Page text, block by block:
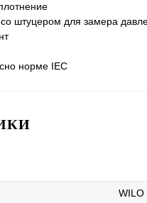
штуцером для замера
норме IEC
WILO